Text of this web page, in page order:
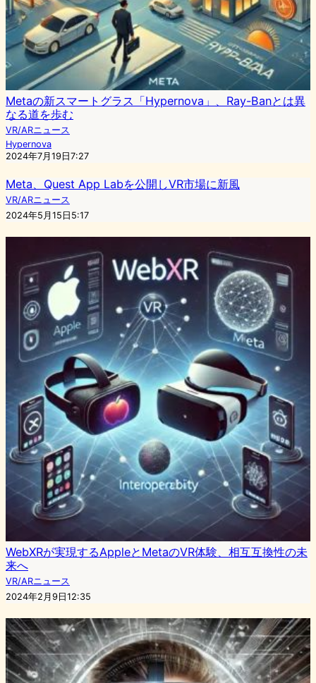
Metaの新スマートグラス「Hypernova」、Ray-Banとは異
なる道を歩む
VR/ARニュース
Hypernova
2024年7月19日7:27
Meta、Quest App Labを公開しVR市場に新風
VR/ARニュース
2024年5月15日5:17
WebXRが実現するAppleとMetaのVR体験、相互互換性の未
来へ
VR/ARニュース
2024年2月9日12:35